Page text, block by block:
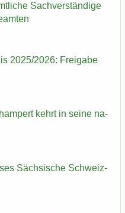
Sach­ver­stän­di­ge
2025/2026: Frei­ga­be
kehrt in seine na­
Säch­si­sche Schweiz-​